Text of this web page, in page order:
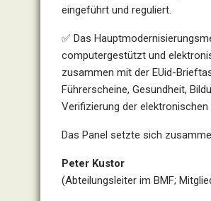
eingeführt und reguliert.
✅ Das
computergestützt und
zusammen mit der EUid-
Führerscheine, Gesundheit,
Verifizierung der
Das Panel setzte sich
Peter Kustor
(Abteilungsleiter im BMF;